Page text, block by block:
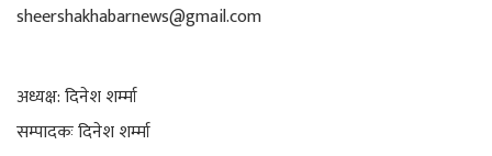
sheershakhabarnews@gmail.com
अध्यक्ष: दिनेश शर्म्मा
सम्पादकः दिनेश शर्म्मा